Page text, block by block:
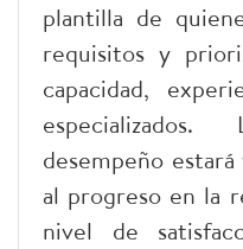
plantilla de
requisitos y
capacidad,
desempeño
al progreso en la
nivel de